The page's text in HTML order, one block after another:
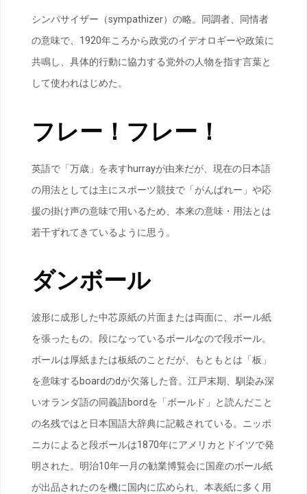
シンパサイザー（sympathizer）の略。同調者、同情者
の意味で、1920年ころから政党のイデオロギーや政策に
共鳴し、具体的行動に協力する党外の人物を指す言葉と
して使われはじめた。
フレー！フレー！
英語で「万歳」を表すhurrayが由来だが、現在の日本語
の用法としては主にスポーツ競技で「がんばれー」や応
援の掛け声の意味で用いるため、本来の意味・用法とは
若干ずれてきているように思う。
ダンボール
波形に成形した中芯原紙の片面または両面に、ボール紙
を張ったもの。段になっているボールなので段ボール。
ボールは厚紙または板紙のことだが、もともとは「板」
を意味するboardのdが欠落した音。江戸末期、馴染み深
いオランダ語の同義語bordを「ボールド」と読んだこと
の名残ではと日本国語大辞典に記載されている。ニッポ
ニカによると段ボールは1870年にアメリカとドイツで発
明された。明治10年一月の勧業博覧会に国産のボール紙
が出品されたのを機に国内に広められ、本表紙に多く用